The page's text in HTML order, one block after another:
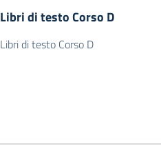
Libri di testo Corso D
Libri di testo Corso D